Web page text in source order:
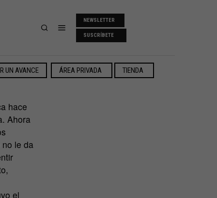
NEWSLETTER
SUSCRÍBETE
UN AVANCE ÁREA PRIVADA TIENDA
hace
Ahora
le da
el